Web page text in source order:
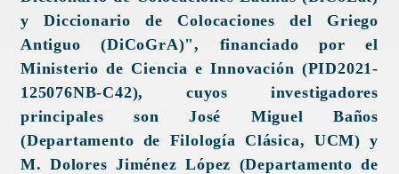
y Diccionario de Colocaciones del Griego
Antiguo (DiCoGrA)", financiado por el
Ministerio de Ciencia e Innovación (PID2021-
125076NB-C42), cuyos investigadores
principales son José Miguel Baños
(Departamento de Filología Clásica, UCM) y
M. Dolores Jiménez López (Departamento de